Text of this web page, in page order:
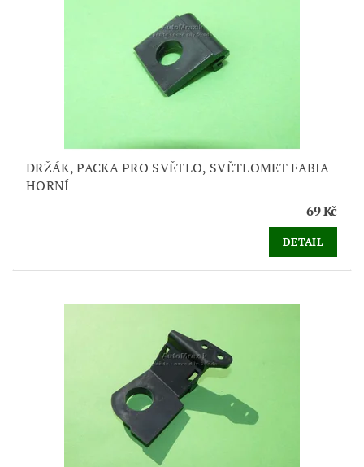
DRŽÁK, PACKA PRO SVĚTLO, SVĚTLOMET FABIA
HORNÍ
69 Kč
DETAIL